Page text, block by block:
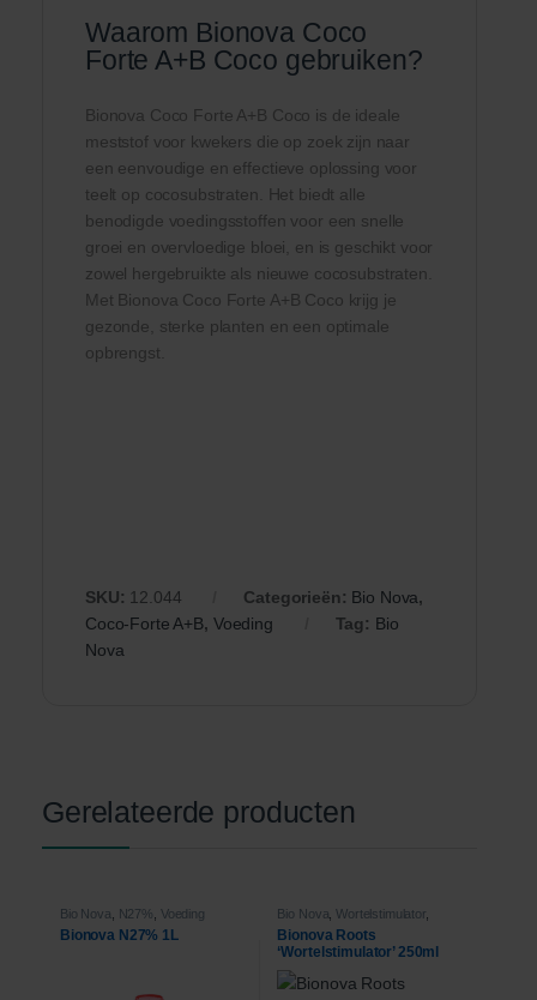
Waarom Bionova Coco
Forte A+B Coco gebruiken?
Bionova Coco Forte A+B Coco is de ideale
meststof voor kwekers die op zoek zijn naar
een eenvoudige en effectieve oplossing voor
teelt op cocosubstraten. Het biedt alle
benodigde voedingsstoffen voor een snelle
groei en overvloedige bloei, en is geschikt voor
zowel hergebruikte als nieuwe cocosubstraten.
Met Bionova Coco Forte A+B Coco krijg je
gezonde, sterke planten en een optimale
opbrengst.
SKU: 12.044 Categorieën: Bio Nova,
Coco-Forte A+B, Voeding Tag: Bio
Nova
Gerelateerde producten
Bio Nova N27% Voeding
Bionova N27% 1L
Bio Nova ,Wortelstimulator,
Voeding
Bionova Roots
‘Wortelstimulator’ 250ml